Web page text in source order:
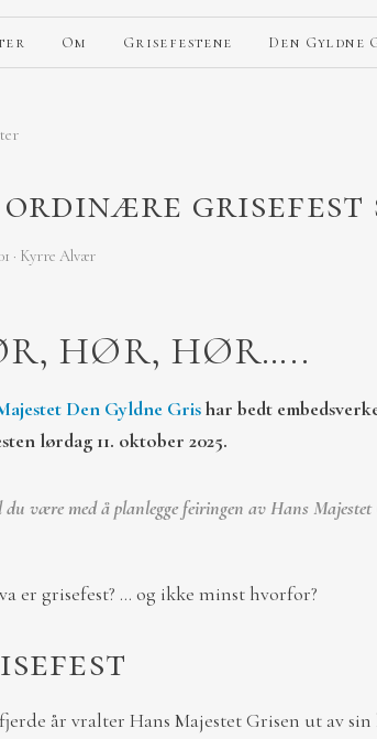
Om Grisefestene Den Gyldne
ordinære grisefest
· Kyrre Alvær
HØR, HØR…..
Den Gyldne Grishar bedt
lørdag 11. oktober 2025.
du være med å planlegge feiringen av Hans
er grisefest? … og ikke minst hvorfor?
år vralter Hans Majestet Grisen ut av